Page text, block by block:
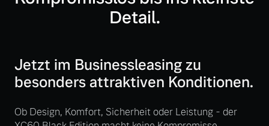
Editionsmodelle
Angebot anfragen
Aktuelle Serviceangebote
Service by Volvo
Sie erhalten bei uns eine
Vielzahl von Original
Detail.
Jetzt im Businessleasing zu
besonders attraktiven Konditionen.
Ob Design, Komfort, Sicherheit oder Leistung - der